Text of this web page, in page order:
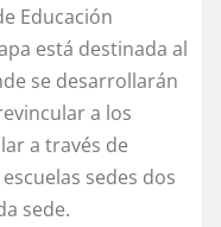
Educación
está destinada al
se desarrollarán
a los
a través de
sedes dos
sede.